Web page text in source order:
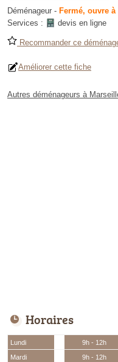
Déménageur - Fermé, ouvre à
Services :
devis en ligne
Recommander ce
Améliorer cette fiche
Autres déménageurs à
Horaires
Lundi 9h - 12h
Mardi
9h - 12h